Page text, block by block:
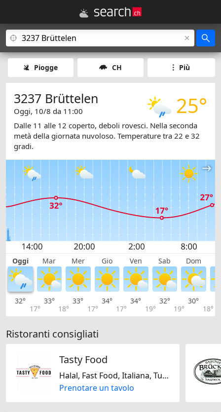
Piogge CH Più
25°
3237 Brüttelen
Oggi, 10/8 da 11:00
Dalle 11 alle 12 coperto, deboli rovesci. Nella seconda
metà della giornata nuvoloso. Temperature tra 22 e 32
gradi.
Oggi Mar Mer Gio Ven Sab Dom
32°
17°
33°
18°
33°
17°
34°
17°
34°
19°
32°
19°
30°
18°
Ristoranti consigliati
Tasty Food
Halal, Fast Food, Italiana, Turca
Prenotare un tavolo